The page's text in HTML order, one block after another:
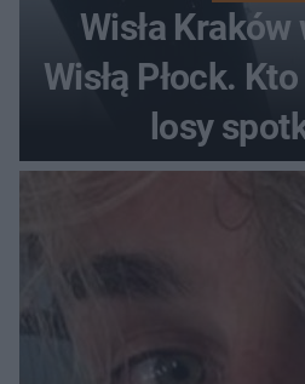
Wisła
Wisłą Płock.
losy